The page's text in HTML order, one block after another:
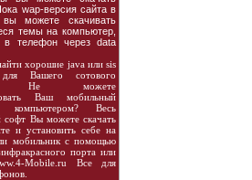
wap-версия сайта в
вы можете скачивать
темы на компьютер,
в телефон через data
хорошие java или sis
Вашего сотового
Не можете
Ваш мобильный
Весь
софт Вы можете скачать
и установить себе на
мобильник с помощью
порта или
Mobile.ru Все для